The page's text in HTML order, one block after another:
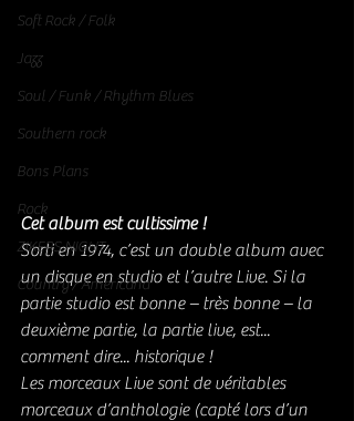
Soft Rock / Folk
Jazz
Soul / Funk / Rhythm Blues
Southern rock
Bons Plans
Rock
ZIKERS NIGHT
Country / Americana
Cet album est cultissime !
Sorti en 1974, c’est un double album avec
un disque en studio et l’autre Live. Si la
partie studio est bonne – très bonne – la
deuxième partie, la partie live, est...
comment dire... historique !
Les morceaux Live sont de véritables
morceaux d’anthologie (capté lors d’un